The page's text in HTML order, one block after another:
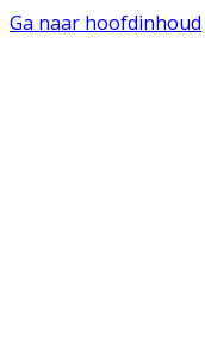
Ga naar hoofdinhoud